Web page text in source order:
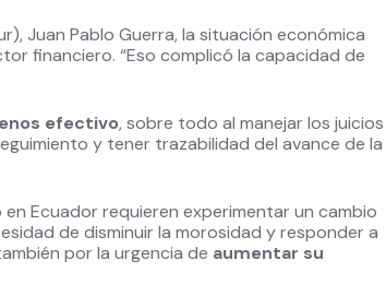
Juan Pablo Guerra, la situación económica
financiero. “Eso complicó la capacidad de
efectivo, sobre todo al manejar los juicios
y tener trazabilidad del avance de la
Ecuador​ requieren experimentar un cambio
de disminuir la morosidad y responder a
por la urgencia de aumentar su